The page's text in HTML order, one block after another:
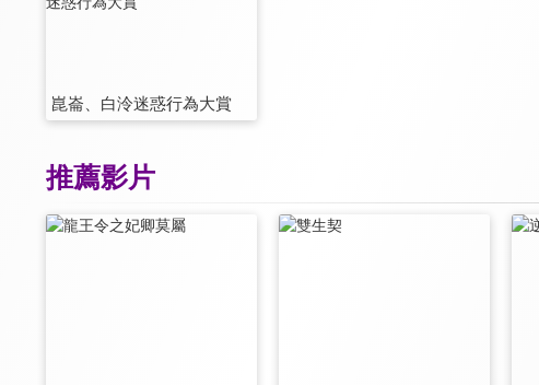
崑崙、白泠迷惑行為大賞
推薦影片